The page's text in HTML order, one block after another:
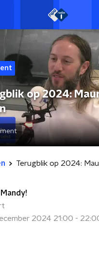
op 2024:
Terugblik op 2024:
2024 21:00 -